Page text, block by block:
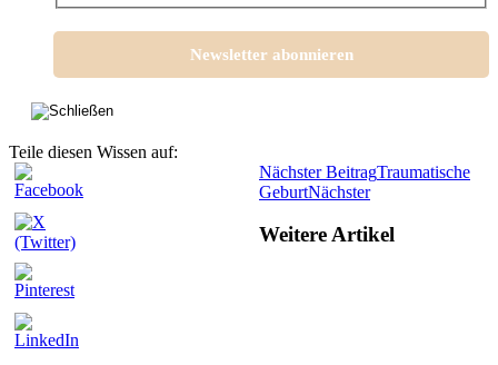
Teile diesen Wissen auf:
Nächster BeitragTraumatische
GeburtNächster
Weitere Artikel